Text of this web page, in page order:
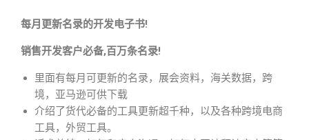
每月更新名录的开发电子书!
销售开发客户必备,百万条名录!
里面有每月可更新的名录，展会资料，海关数据，跨
境，亚马逊可供下载
介绍了货代必备的工具更新超千种，以及各种跨境电商
工具，外贸工具。